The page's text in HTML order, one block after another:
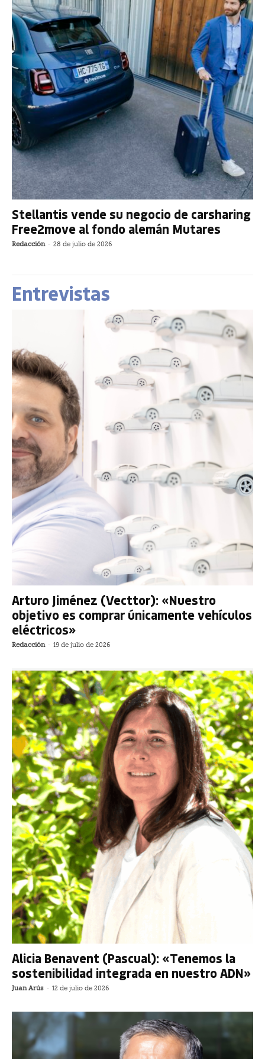
Stellantis vende su negocio de carsharing
Free2move al fondo alemán Mutares
Redacción - 28 de julio de 2026
Entrevistas
Arturo Jiménez (Vecttor): «Nuestro
objetivo es comprar únicamente vehículos
eléctricos»
Redacción - 19 de julio de 2026
Alicia Benavent (Pascual): «Tenemos la
sostenibilidad integrada en nuestro ADN»
Juan Arús - 12 de julio de 2026